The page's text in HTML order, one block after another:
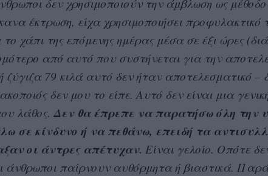
δεν χρησιμοποιούν την άμβλωση ως
έκτρωση, είχα χρησιμοποιήσει προφυλακτικό
το χάπι της επόμενης ημέρας μέσα σε έξι ώρες
από αυτό που συστήνεται για την
ζύγιζα 79 κιλά αυτό δεν ήταν αποτελεσματικό –
δεν μου το είπε. Αυτό δεν είναι μια
λάθος.Δεν θα έπρεπε να παρατήσω όλη την
σε κίνδυνο ή να πεθάνω, επειδή τα
οι άντρες απέτυχαν. Είναι γελοίο. Οπότε
άνθρωποι παίρνουν αυθόρμητα ή βιαστικά.